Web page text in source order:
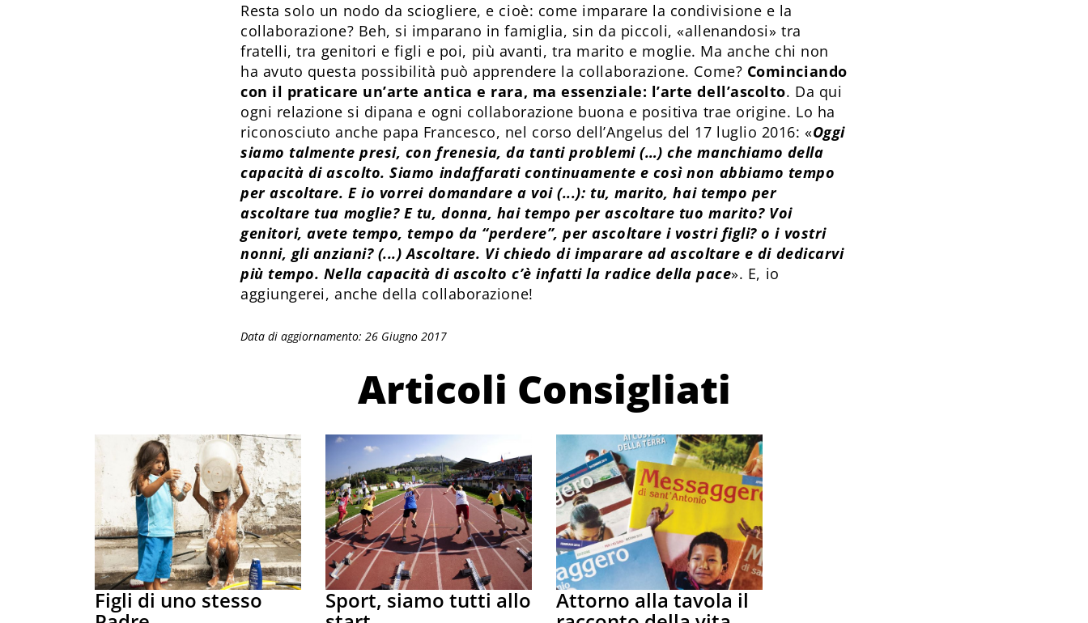
Resta solo un nodo da sciogliere, e cioè: come imparare la condivisione e la
collaborazione? Beh, si imparano in famiglia, sin da piccoli, «allenandosi» tra
fratelli, tra genitori e figli e poi, più avanti, tra marito e moglie. Ma anche chi non
ha avuto questa possibilità può apprendere la collaborazione. Come? Cominciando
con il praticare un’arte antica e rara, ma essenziale: l’arte dell’ascolto. Da qui
ogni relazione si dipana e ogni collaborazione buona e positiva trae origine. Lo ha
riconosciuto anche papa Francesco, nel corso dell’Angelus del 17 luglio 2016: «Oggi
siamo talmente presi, con frenesia, da tanti problemi (…) che manchiamo della
capacità di ascolto. Siamo indaffarati continuamente e così non abbiamo tempo
per ascoltare. E io vorrei domandare a voi (...): tu, marito, hai tempo per
ascoltare tua moglie? E tu, donna, hai tempo per ascoltare tuo marito? Voi
genitori, avete tempo, tempo da “perdere”, per ascoltare i vostri figli? o i vostri
nonni, gli anziani? (...) Ascoltare. Vi chiedo di imparare ad ascoltare e di dedicarvi
più tempo. Nella capacità di ascolto c’è infatti la radice della pace». E, io
aggiungerei, anche della collaborazione!
Data di aggiornamento: 26 Giugno 2017
Articoli Consigliati
Figli di uno stesso Sport, siamo tutti allo Attorno alla tavola il